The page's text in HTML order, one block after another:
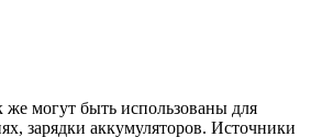
же могут быть использованы для
зарядки аккумуляторов. Источники